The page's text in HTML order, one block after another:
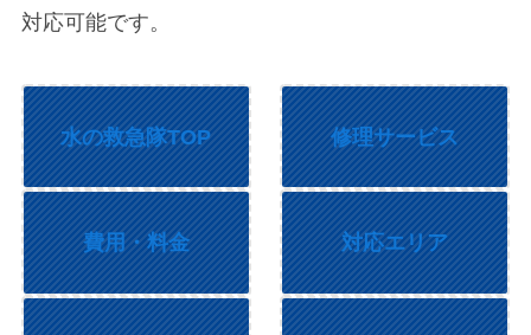
対応可能です。
水の救急隊TOP 修理サービス
費用・料金 対応エリア